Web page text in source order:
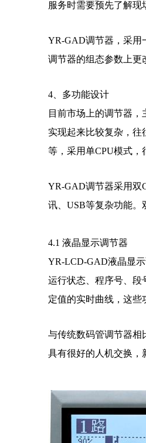
服务时需要预先了解现
YR-GAD调节器，采用
调节器的组态参数上更
4、多功能设计
目前市场上的调节器
实现起来比较复杂，
等，采用单CPU模式，
YR-GAD调节器采用双
讯、USB等复杂功能。
4.1 液晶显示调节器
YR-LCD-GAD液晶显
运行状态、程序号、段
定值的实时曲线，这些
与传统数码管调节器相
具有很好的人机交换，